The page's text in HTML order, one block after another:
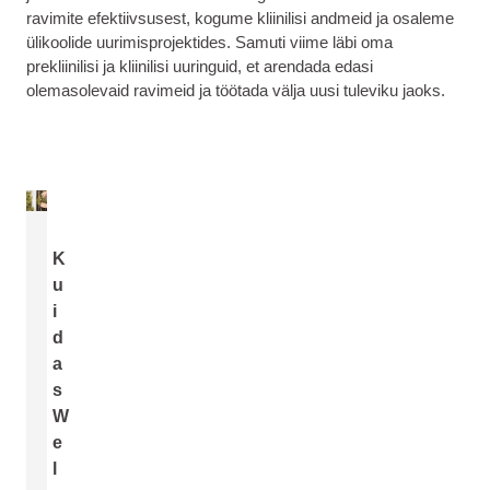
ravimite efektiivsusest, kogume kliinilisi andmeid ja osaleme
ülikoolide uurimisprojektides. Samuti viime läbi oma
prekliinilisi ja kliinilisi uuringuid, et arendada edasi
olemasolevaid ravimeid ja töötada välja uusi tuleviku jaoks.
K
u
i
d
a
s
W
e